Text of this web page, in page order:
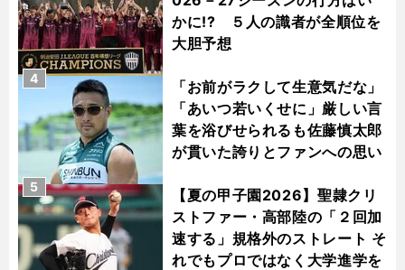
かに!? ５人の識者が全順位を
大胆予想
「お前がラクして生意気だな」
「あいつ若いくせに」厳しい言
葉を浴びせられるも佐藤慎太郎
が貫いた誇りとファンへの思い
4
【夏の甲子園2026】聖隷クリ
ストファー・高部陸の「２回加
速する」規格外のストレート そ
れでもプロではなく大学進学を
5